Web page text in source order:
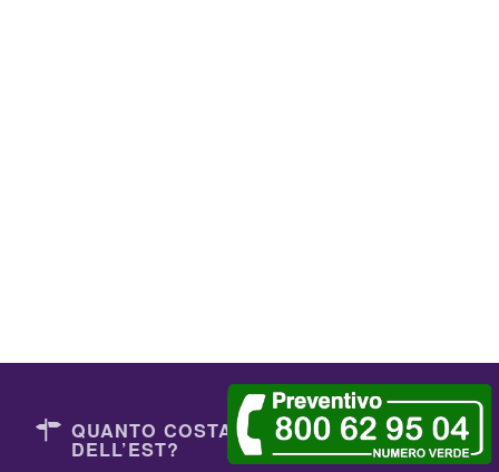
QUANTO COSTANO I DENTISTI
DELL’EST?